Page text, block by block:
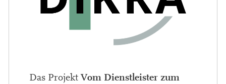
Das ProjektVom Dienstleister zum